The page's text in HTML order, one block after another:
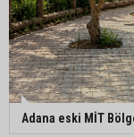
Adana eski MİT